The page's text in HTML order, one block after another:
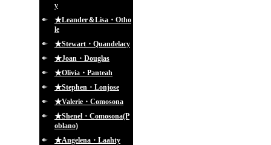
y
★Leander＆Lisa・Otho
le
★Stewart・Quandelacy
★Joan・Douglas
★Olivia・Panteah
★Stephen・Lonjose
★Valerie・Comosona
★Shenel・Comosona(P
oblano)
★Angelena・Laahty